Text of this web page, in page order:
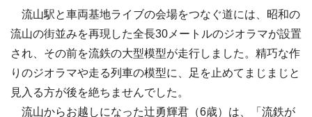
流山駅と車両基地ライブの会場をつなぐ道には、昭和の
流山の街並みを再現した全長30メートルのジオラマが設置
され、その前を流鉄の大型模型が走行しました。精巧な作
りのジオラマや走る列車の模型に、足を止めてまじまじと
見入る方が後を絶ちませんでした。
流山からお越しになった辻勇輝君（6歳）は、「流鉄が